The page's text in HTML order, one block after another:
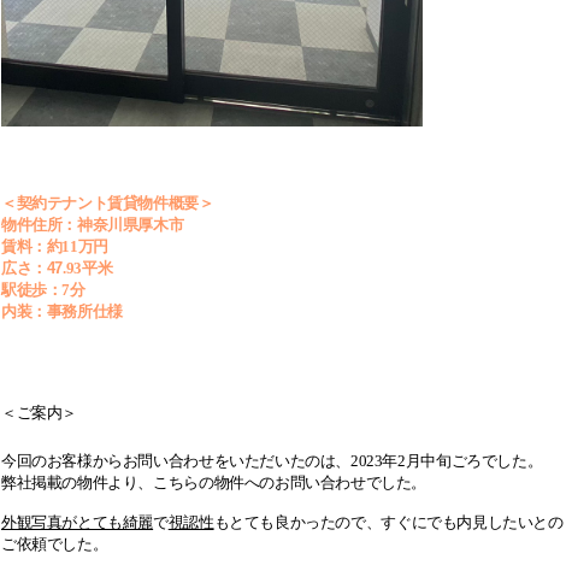
＜契約テナント賃貸物件概要＞
物件住所：神奈川県厚木市
賃料：約11万円
広さ：47.93平米
駅徒歩：7分
内装：事務所仕様
＜ご案内＞
今回のお客様からお問い合わせをいただいたのは、2023年2 月中旬ごろでした。
弊社掲載の物件より、こちらの物件へのお問い合わせでした。
外観写真がとても綺麗で視認性 もとても良かったので、すぐにでも内見したいとの
ご依頼でした。